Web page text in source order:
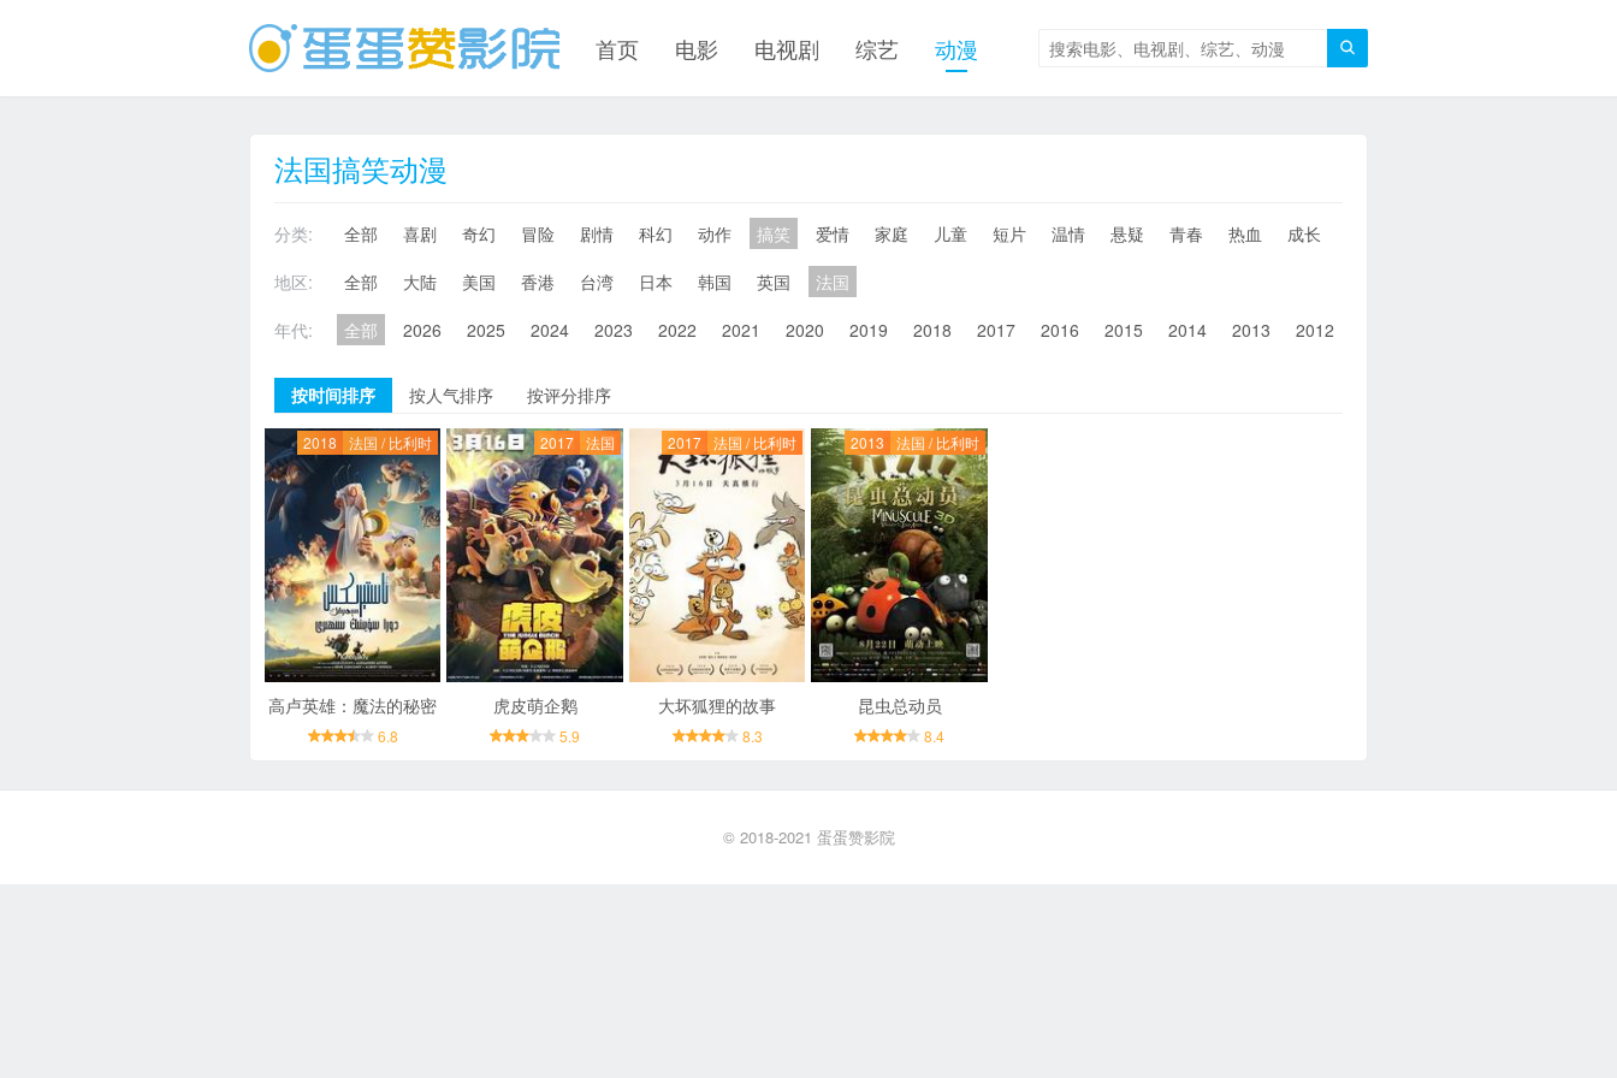

首页 电影 电视剧 综艺 动漫
法国搞笑动漫
分类: 全部 喜剧 奇幻 冒险 剧情 科幻 动作 搞笑 爱情 家庭 儿童 短片 温情 悬疑 青春 热血 成长
地区:
全部 大陆 美国 香港 台湾 日本 韩国 英国
法国
年代:
全部 2026 2025 2024 2023 2022 2021 2020 2019 2018 2017 2016 2015 2014 2013 2012
按时间排序 按人气排序 按评分排序
2018 法国 / 比利时
高卢英雄：魔法的秘密
6.8
2017 法国
虎皮萌企鹅
5.9
2017 法国 / 比利时
大坏狐狸的故事
8.3
2013 法国 / 比利时
昆虫总动员
8.4
© 2018-2021 蛋蛋赞影院